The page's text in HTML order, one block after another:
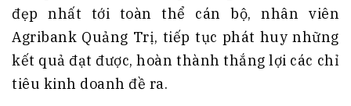
đẹp nhất tới toàn thể cán bộ, nhân viên
Agribank Quảng Trị, tiếp tục phát huy những
kết quả đạt được, hoàn thành thắng lợi các chỉ
tiêu kinh doanh đề ra.